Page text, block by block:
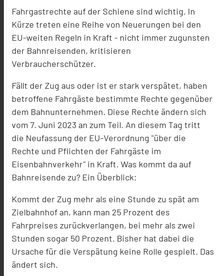
Fahrgastrechte auf der Schiene sind wichtig. In
Kürze treten eine Reihe von Neuerungen bei den
EU-weiten Regeln in Kraft - nicht immer zugunsten
der Bahnreisenden, kritisieren
Verbraucherschützer.
Fällt der Zug aus oder ist er stark verspätet, haben
betroffene Fahrgäste bestimmte Rechte gegenüber
dem Bahnunternehmen. Diese Rechte ändern sich
vom 7. Juni 2023 an zum Teil. An diesem Tag tritt
die Neufassung der EU-Verordnung "über die
Rechte und Pflichten der Fahrgäste im
Eisenbahnverkehr" in Kraft. Was kommt da auf
Bahnreisende zu? Ein Überblick:
Kommt der Zug mehr als eine Stunde zu spät am
Zielbahnhof an, kann man 25 Prozent des
Fahrpreises zurückverlangen, bei mehr als zwei
Stunden sogar 50 Prozent. Bisher hat dabei die
Ursache für die Verspätung keine Rolle gespielt. Das
ändert sich.